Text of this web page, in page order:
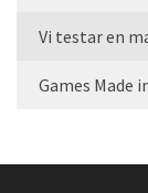
Vi testar en